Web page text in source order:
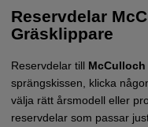
Reservdelar
Gräsklippare
Reservdelar till McCulloch
sprängskissen, klicka
välja rätt årsmodell eller
reservdelar som passar